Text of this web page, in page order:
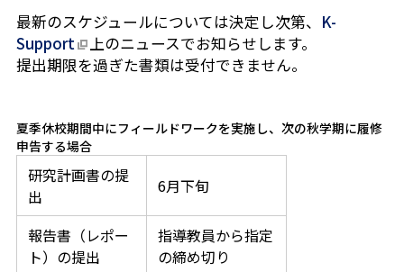
最新のスケジュールについては決定し次第、 K-
Support
上のニュースでお知らせします。
提出期限を過ぎた書類は受付できません。
夏季休校期間中にフィールドワークを実施し、次の秋学期に履修
申告する場合
研究計画書の提
出
6月下旬
報告書（レポー
ト）の提出
指導教員から指定
の締め切り